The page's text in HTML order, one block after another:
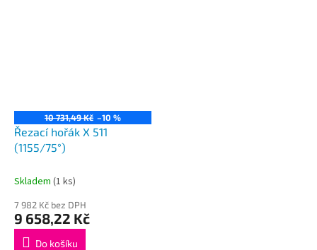
10 731,49 Kč –10 %
Řezací hořák X 511
(1155/75°)
Skladem (1 ks)
7 982 Kč bez DPH
9 658,22 Kč
Do košíku